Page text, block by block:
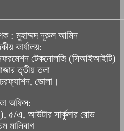
: মুহাম্মদ নূরুল আমিন
কার্যালয়:
টেকনোলজি (সিআইআইটি)
তৃতীয় তলা
ভোলা।
অফিস:
৫/এ, আউটার সার্কুলার রোড
মালিবাগ